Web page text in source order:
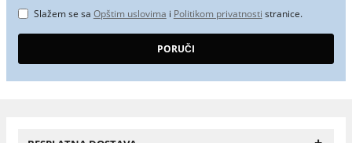
Slažem se sa Opštim uslovima i Politikom privatnosti stranice.